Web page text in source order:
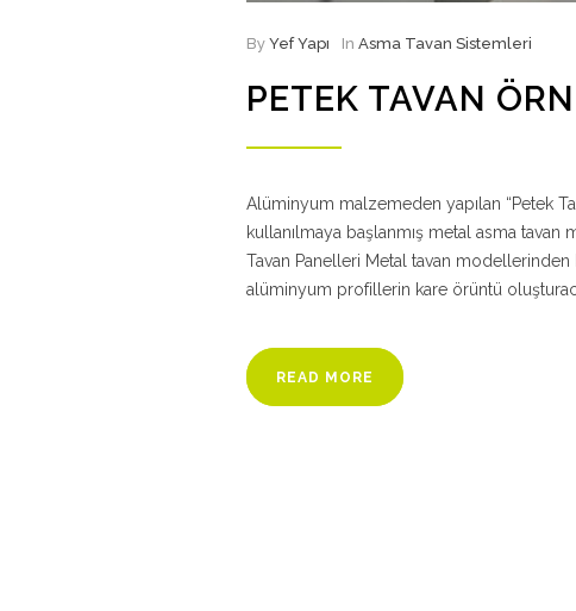
By Yef Yapı In Asma Tavan Sistemleri
PETEK TAVAN
Alüminyum malzemeden yapılan “Petek
kullanılmaya başlanmış metal asma
Tavan Panelleri Metal tavan modellerinden
alüminyum profillerin kare örüntü
READ MORE